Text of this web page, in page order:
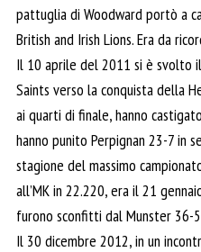
pattuglia di Woodward portò a
British and Irish Lions. Era da
Il 10 aprile del 2011 si è svolto
Saints verso la conquista della
ai quarti di finale, hanno
hanno punito Perpignan 23-7 in
stagione del massimo
all’MK in 22.220, era il 21
furono sconfitti dal Munster 36-
Il 30 dicembre 2012, in un